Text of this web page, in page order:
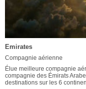
Emirates
Compagnie aérienne
Élue meilleure compagnie
compagnie des Émirats
destinations sur les 6